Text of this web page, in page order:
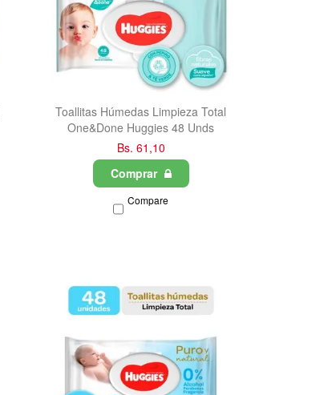
Toallitas Húmedas Limpieza Total
One&Done Huggies 48 Unds
Bs. 61,10
Comprar
Compare